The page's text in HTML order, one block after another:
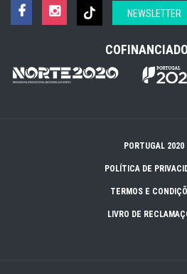
NEWSLETTER
PORTUGAL 2020
POLÍTICA DE
TERMOS E
LIVRO DE